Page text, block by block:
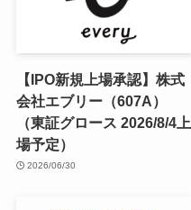
【IPO新規上場承認】株式
会社エブリー（607A）
（東証グロース 2026/8/4上
場予定）
2026/06/30